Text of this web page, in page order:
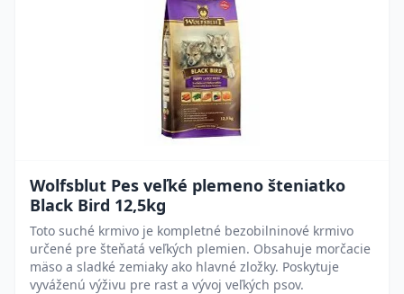
Wolfsblut Pes veľké plemeno šteniatko
Black Bird 12,5kg
Toto suché krmivo je kompletné bezobilninové krmivo
určené pre šteňatá veľkých plemien. Obsahuje morčacie
mäso a sladké zemiaky ako hlavné zložky. Poskytuje
vyváženú výživu pre rast a vývoj veľkých psov.